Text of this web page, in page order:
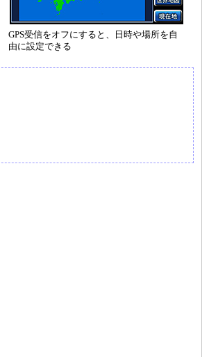
GPS受信をオフにすると、日時や場所を自
由に設定できる